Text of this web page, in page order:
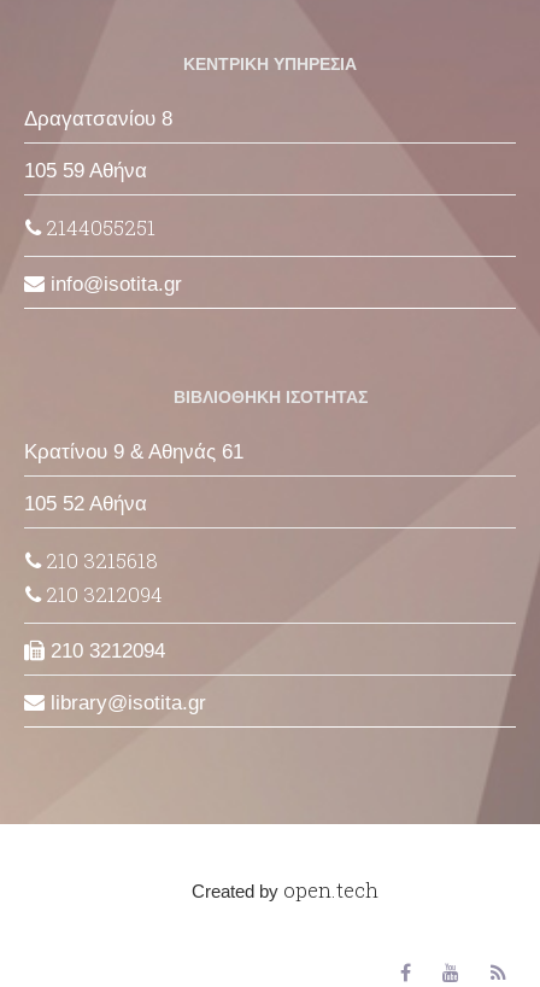
ΚΕΝΤΡΙΚΗ ΥΠΗΡΕΣΙΑ
Δραγατσανίου 8
105 59 Αθήνα
2144055251
info isotita gr
ΒΙΒΛΙΟΘΗΚΗ ΙΣΟΤΗΤΑΣ
Κρατίνου 9 & Αθηνάς 61
105 52 Αθήνα
210 3215618
210 3212094
210 3212094
library isotita gr
Created by open.tech